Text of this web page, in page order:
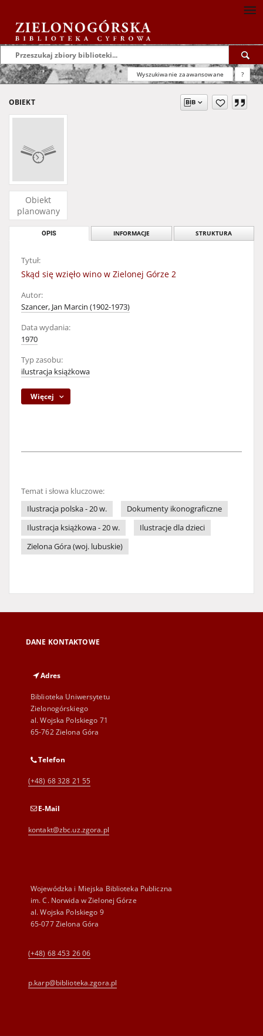
Wyszukiwanie zaawansowane ?
OBIEKT
Obiekt
planowany
OPIS INFORMACJE STRUKTURA
Tytuł:
Skąd się wzięło wino w Zielonej Górze 2
Autor:
Szancer, Jan Marcin (1902-1973)
Data wydania:
1970
Typ zasobu:
ilustracja książkowa
Więcej
Temat i słowa kluczowe:
Ilustracja polska - 20 w.
Dokumenty ikonograficzne
Ilustracja książkowa - 20 w.
Ilustracje dla dzieci
Zielona Góra (woj. lubuskie)
DANE KONTAKTOWE
Adres
Biblioteka Uniwersytetu
Zielonogórskiego
al. Wojska Polskiego 71
65-762 Zielona Góra
Telefon
(+48) 68 328 21 55
E-Mail
kontakt@zbc.uz.zgora.pl
Wojewódzka i Miejska Biblioteka Publiczna
im. C. Norwida w Zielonej Górze
al. Wojska Polskiego 9
65-077 Zielona Góra
(+48) 68 453 26 06
p.karp@biblioteka.zgora.pl